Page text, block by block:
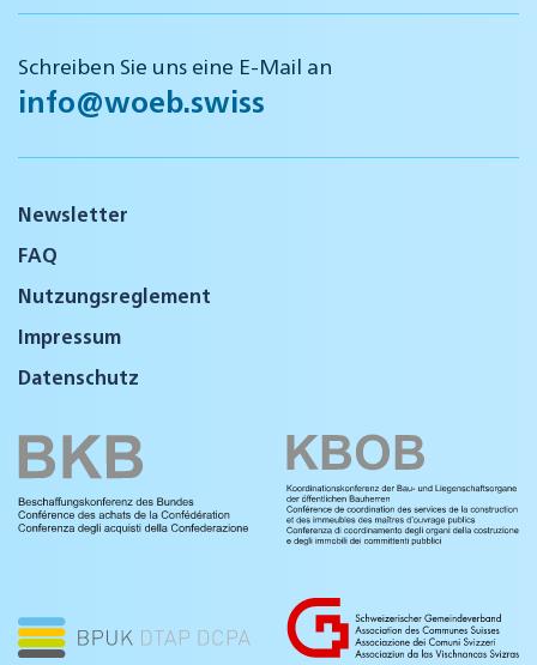
Schreiben Sie uns eine E-Mail an
info@woeb.swiss
Newsletter
FAQ
Nutzungsreglement
Impressum
Datenschutz